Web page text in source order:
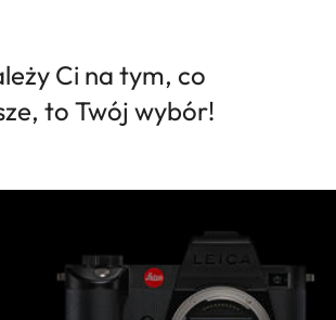
Ci na tym, co
to Twój wybór!